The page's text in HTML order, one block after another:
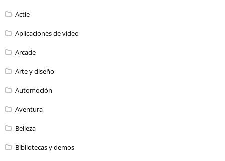
Actie
Aplicaciones de vídeo
Arcade
Arte y diseño
Automoción
Aventura
Belleza
Bibliotecas y demos